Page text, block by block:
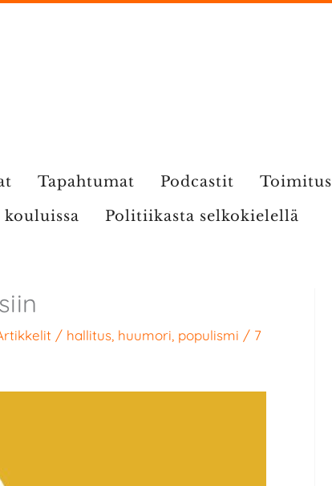
Tapahtumat Podcastit Toimitus
Politiikasta selkokielellä
/ hallitus huumori populismi / 7